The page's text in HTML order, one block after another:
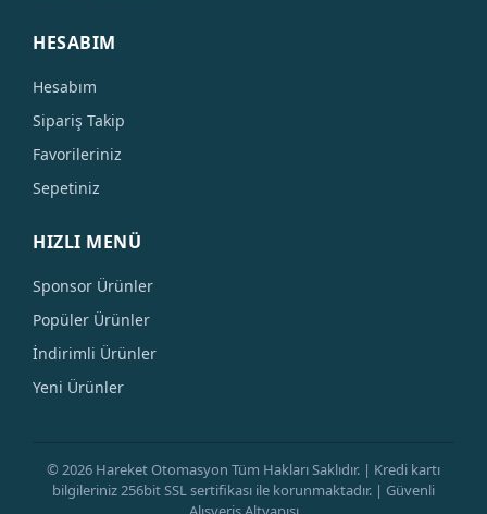
HESABIM
Hesabım
Sipariş Takip
Favorileriniz
Sepetiniz
HIZLI MENÜ
Sponsor Ürünler
Popüler Ürünler
İndirimli Ürünler
Yeni Ürünler
© 2026 Hareket Otomasyon Tüm Hakları Saklıdır. | Kredi kartı
bilgileriniz 256bit SSL sertifikası ile korunmaktadır. | Güvenli